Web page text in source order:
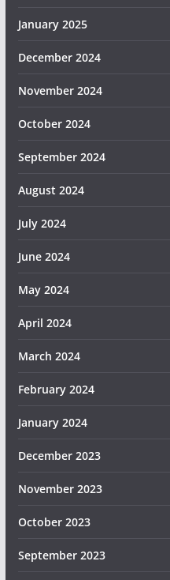
January 2025
December 2024
November 2024
October 2024
September 2024
August 2024
July 2024
June 2024
May 2024
April 2024
March 2024
February 2024
January 2024
December 2023
November 2023
October 2023
September 2023